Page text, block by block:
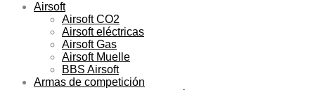
Airsoft
Airsoft CO2
Airsoft eléctricas
Airsoft Gas
Airsoft Muelle
BBS Airsoft
Armas de competición